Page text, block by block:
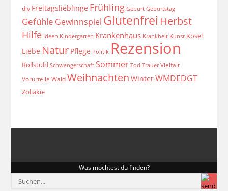
diy Freitagslieblinge Frühling Geburt Geburtstag
Gefühle Gewinnspiel Glutenfrei Herbst
Hilfe Ideen Kindergarten Krankenhaus Krankheit Kunst Kösel
Liebe Natur Pflege Politik Rezension
Rollstuhl Schwangerschaft Sommer Tod Trauer Vielfalt
Vorurteile Wald Weihnachten WinterWMDEDGT
Zöliakie
Was möchtest du finden?